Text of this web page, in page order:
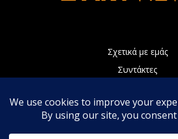
Σχετικά με εμάς
Συντάκτες
Πολιτική Απορρήτου
Επικοινωνία